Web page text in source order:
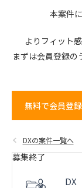
本案件
よりフィット
まずは会員登録の
無料で会員登
DXの案件一覧へ
募集終了
DX